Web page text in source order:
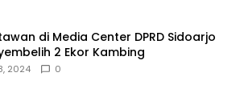
di Media Center DPRD Sidoarjo
2 Ekor Kambing
2024 0